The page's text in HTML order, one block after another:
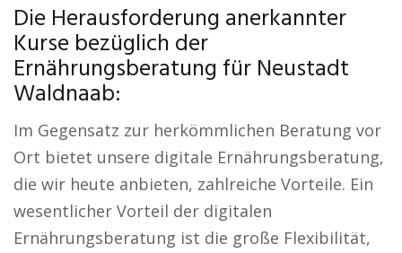
Die Herausforderung anerkannter
Kurse bezüglich der
Ernährungsberatung für Neustadt
Waldnaab:
Im Gegensatz zur herkömmlichen Beratung vor
Ort bietet unsere digitale Ernährungsberatung,
die wir heute anbieten, zahlreiche Vorteile. Ein
wesentlicher Vorteil der digitalen
Ernährungsberatung ist die große Flexibilität,